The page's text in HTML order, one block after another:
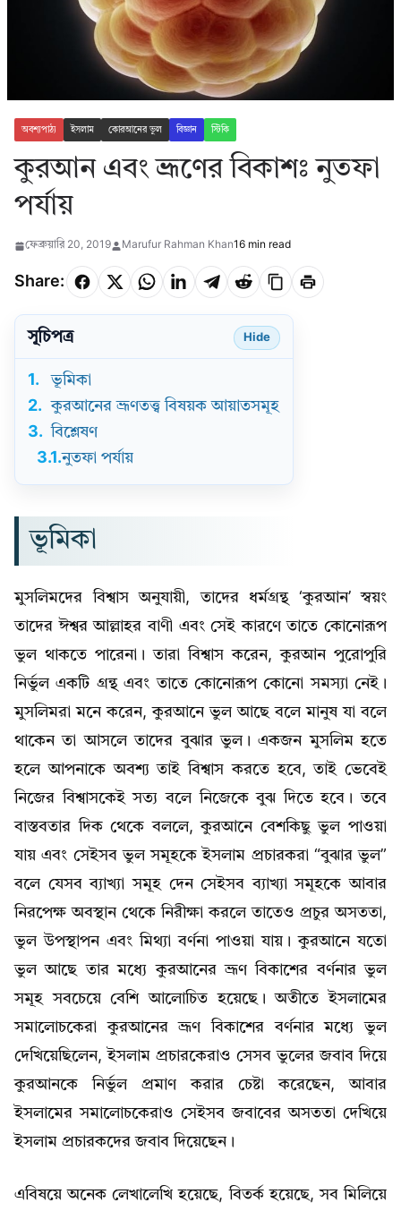
অবশ্যপাঠ্য ইসলাম কোরআনের ভুল বিজ্ঞান স্টিকি
কুরআন এবং ভ্রূণের বিকাশঃ নুতফা
পর্যায়
ফেব্রুয়ারি 20, 2019 Marufur Rahman Khan16 min read
Share:
সূচিপত্র Hide
1.
ভূমিকা
2.
কুরআনের ভ্রূণতত্ত্ব বিষয়ক আয়াতসমূহ
3. বিশ্লেষণ
3.1.নুতফা পর্যায়
ভূমিকা
মুসলিমদের বিশ্বাস অনুযায়ী, তাদের ধর্মগ্রন্থ ‘কুরআন’ স্বয়ং
তাদের ঈশ্বর আল্লাহর বাণী এবং সেই কারণে তাতে কোনোরূপ
ভুল থাকতে পারেনা। তারা বিশ্বাস করেন, কুরআন পুরোপুরি
নির্ভুল একটি গ্রন্থ এবং তাতে কোনোরূপ কোনো সমস্যা নেই।
মুসলিমরা মনে করেন, কুরআনে ভুল আছে বলে মানুষ যা বলে
থাকেন তা আসলে তাদের বুঝার ভুল। একজন মুসলিম হতে
হলে আপনাকে অবশ্য তাই বিশ্বাস করতে হবে, তাই ভেবেই
নিজের বিশ্বাসকেই সত্য বলে নিজেকে বুঝ দিতে হবে। তবে
বাস্তবতার দিক থেকে বললে, কুরআনে বেশকিছু ভুল পাওয়া
যায় এবং সেইসব ভুল সমূহকে ইসলাম প্রচারকরা “বুঝার ভুল”
বলে যেসব ব্যাখ্যা সমূহ দেন সেইসব ব্যাখ্যা সমূহকে আবার
নিরপেক্ষ অবস্থান থেকে নিরীক্ষা করলে তাতেও প্রচুর অসততা,
ভুল উপস্থাপন এবং মিথ্যা বর্ণনা পাওয়া যায়। কুরআনে যতো
ভুল আছে তার মধ্যে কুরআনের ভ্রূণ বিকাশের বর্ণনার ভুল
সমূহ সবচেয়ে বেশি আলোচিত হয়েছে। অতীতে ইসলামের
সমালোচকেরা কুরআনের ভ্রূণ বিকাশের বর্ণনার মধ্যে ভুল
দেখিয়েছিলেন, ইসলাম প্রচারকেরাও সেসব ভুলের জবাব দিয়ে
কুরআনকে নির্ভুল প্রমাণ করার চেষ্টা করেছেন, আবার
ইসলামের সমালোচকেরাও সেইসব জবাবের অসততা দেখিয়ে
ইসলাম প্রচারকদের জবাব দিয়েছেন।
এবিষয়ে অনেক লেখালেখি হয়েছে, বিতর্ক হয়েছে, সব মিলিয়ে